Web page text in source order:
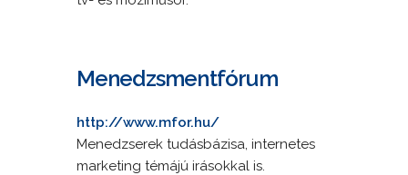
Menedzsmentfórum
http://www.mfor.hu/
Menedzserek tudásbázisa, internetes
marketing témájú irásokkal is.